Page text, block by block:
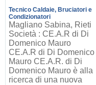
Tecnico Caldaie, Bruciatori e
Condizionatori
Magliano Sabina, Rieti
Società : CE.A.R di Di
Domenico Mauro
CE.A.R di Di Domenico
Mauro CE.A.R. di Di
Domenico Mauro è alla
ricerca di una nuova